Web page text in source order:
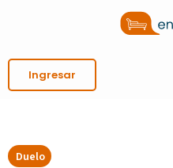
Ingresar
Duelo